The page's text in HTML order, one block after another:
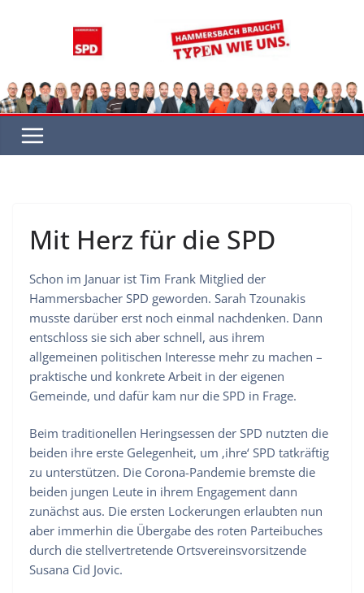
Mit Herz für die SPD
Schon im Januar ist Tim Frank Mitglied der
Hammersbacher SPD geworden. Sarah Tzounakis
musste darüber erst noch einmal nachdenken. Dann
entschloss sie sich aber schnell, aus ihrem
allgemeinen politischen Interesse mehr zu machen –
praktische und konkrete Arbeit in der eigenen
Gemeinde, und dafür kam nur die SPD in Frage.
Beim traditionellen Heringsessen der SPD nutzten die
beiden ihre erste Gelegenheit, um ‚ihre‘ SPD tatkräftig
zu unterstützen. Die Corona-Pandemie bremste die
beiden jungen Leute in ihrem Engagement dann
zunächst aus. Die ersten Lockerungen erlaubten nun
aber immerhin die Übergabe des roten Parteibuches
durch die stellvertretende Ortsvereinsvorsitzende
Susana Cid Jovic.